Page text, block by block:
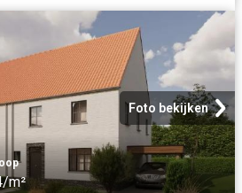
Foto bekijken
m²